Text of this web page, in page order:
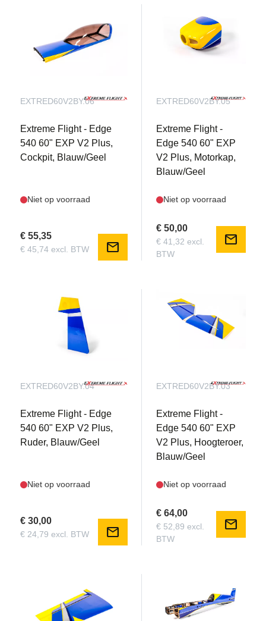
EXTRED60V2BY.06
Extreme Flight - Edge
540 60" EXP V2 Plus,
Cockpit, Blauw/Geel
Niet op voorraad
€ 55,35
€ 45,74 excl. BTW mail
EXTRED60V2BY.05
Extreme Flight -
Edge 540 60" EXP
V2 Plus, Motorkap,
Blauw/Geel
Niet op voorraad
€ 50,00
€ 41,32 excl.
BTW
mail
EXTRED60V2BY.04
Extreme Flight - Edge
540 60" EXP V2 Plus,
Ruder, Blauw/Geel
Niet op voorraad
€ 30,00
€ 24,79 excl. BTW mail
EXTRED60V2BY.03
Extreme Flight -
Edge 540 60" EXP
V2 Plus, Hoogteroer,
Blauw/Geel
Niet op voorraad
€ 64,00
€ 52,89 excl.
BTW
mail